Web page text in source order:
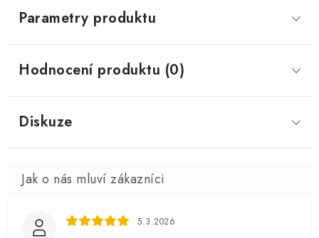
Parametry produktu
Hodnocení produktu (0)
Diskuze
5.3.2026